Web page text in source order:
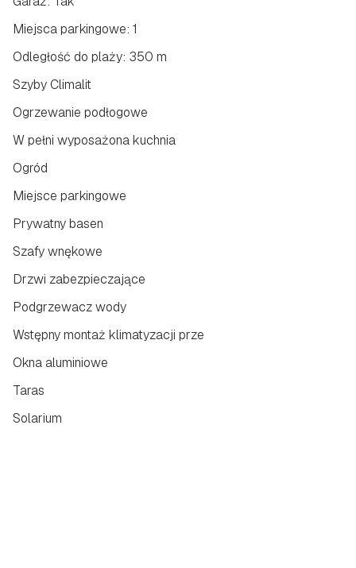
Miejsca parkingowe: 1
Odległość do plaży: 350 m
Szyby Climalit
Ogrzewanie podłogowe
W pełni wyposażona kuchnia
Ogród
Miejsce parkingowe
Prywatny basen
Szafy wnękowe
Drzwi zabezpieczające
Podgrzewacz wody
Wstępny montaż klimatyzacji przez kanały
Okna aluminiowe
Taras
Solarium